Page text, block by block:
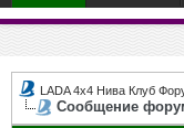
LADA 4x4 Нива Клуб
Сообщение